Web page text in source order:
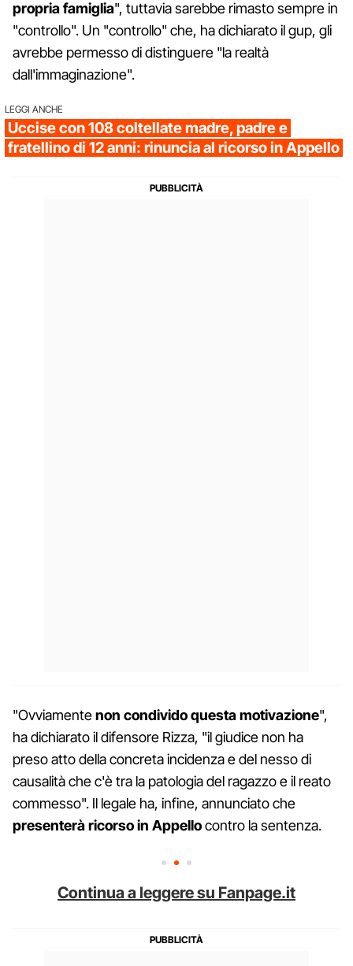
propria famiglia", tuttavia sarebbe rimasto sempre in
"controllo". Un "controllo" che, ha dichiarato il gup, gli
avrebbe permesso di distinguere "la realtà
dall'immaginazione".
LEGGI ANCHE
Uccise con 108 coltellate madre, padre e
fratellino di 12 anni: rinuncia al ricorso in Appello
"Ovviamentenon condivido questa motivazione",
ha dichiarato il difensore Rizza, "il giudice non ha
preso atto della concreta incidenza e del nesso di
causalità che c'è tra la patologia del ragazzo e il reato
commesso". Il legale ha, infine, annunciato che
presenterà ricorso in Appellocontro la sentenza.
Continua a leggere su Fanpage.it